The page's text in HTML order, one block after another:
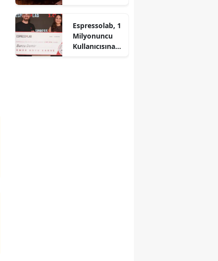
Espressolab, 1
Milyonuncu
Kullanıcısına